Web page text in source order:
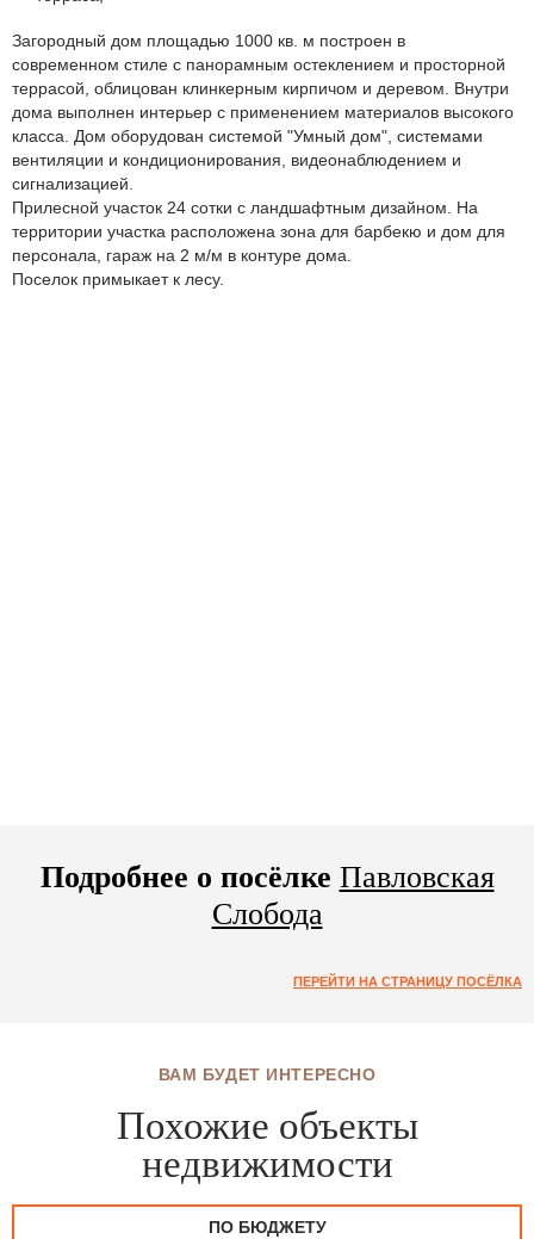
Загородный дом площадью 1000 кв. м построен в
современном стиле с панорамным остеклением и просторной
террасой, облицован клинкерным кирпичом и деревом. Внутри
дома выполнен интерьер с применением материалов высокого
класса. Дом оборудован системой "Умный дом", системами
вентиляции и кондиционирования, видеонаблюдением и
сигнализацией.
Прилесной участок 24 сотки с ландшафтным дизайном. На
территории участка расположена зона для барбекю и дом для
персонала, гараж на 2 м/м в контуре дома.
Поселок примыкает к лесу.
Подробнее о посёлке Павловская
Слобода
ПЕРЕЙТИ НА СТРАНИЦУ ПОСЁЛКА
ВАМ БУДЕТ ИНТЕРЕСНО
Похожие объекты
недвижимости
ПО БЮДЖЕТУ